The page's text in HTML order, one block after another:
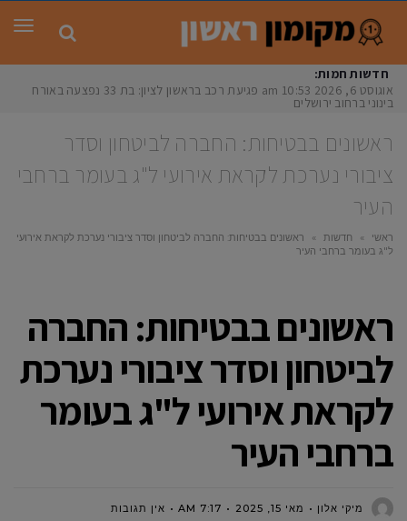
חדשות חמות:
אוגוסט 6, 2026
10:53 am פגיעת רכב בראשון לציון: בת 33 נפצעה באורח
בינוני ברחוב ירושלים
ראשונים בבטיחות: החברה לביטחון וסדר
ציבורי נערכת לקראת אירועי ל"ג בעומר ברחבי
העיר
ראשי » חדשות »
ראשונים בבטיחות: החברה לביטחון וסדר ציבורי נערכת לקראת אירועי
ל"ג בעומר ברחבי העיר
ראשונים בבטיחות: החברה
לביטחון וסדר ציבורי נערכת
לקראת אירועי ל"ג בעומר
ברחבי העיר
מיקי אלון מאי 15, 2025 7:17 AM אין תגובות